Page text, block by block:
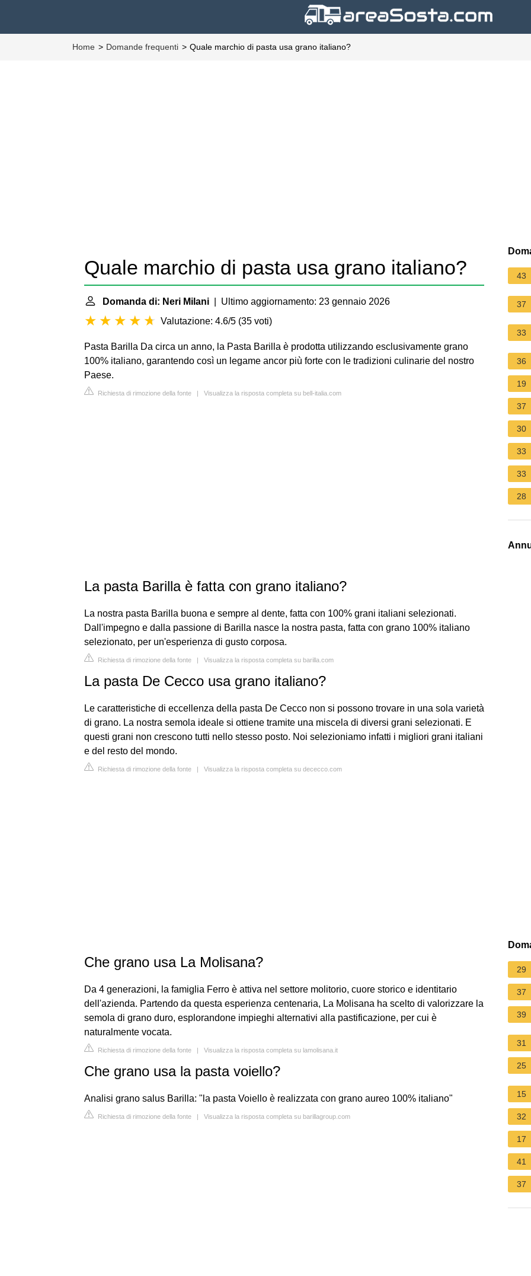
Home Domande frequenti Quale marchio di pasta usa grano italiano?
Quale marchio di pasta usa grano italiano?
Domanda di: Neri Milani | Ultimo aggiornamento: 23 gennaio 2026
Valutazione: 4.6/5 (35 voti)
Pasta Barilla Da circa un anno, la Pasta Barilla è prodotta utilizzando esclusivamente grano
100% italiano, garantendo così un legame ancor più forte con le tradizioni culinarie del nostro
Paese.
Richiesta di rimozione della fonte | Visualizza la risposta completa su bell-italia.com
La pasta Barilla è fatta con grano italiano?
La nostra pasta Barilla buona e sempre al dente, fatta con 100% grani italiani selezionati.
Dall'impegno e dalla passione di Barilla nasce la nostra pasta, fatta con grano 100% italiano
selezionato, per un'esperienza di gusto corposa.
Richiesta di rimozione della fonte | Visualizza la risposta completa su barilla.com
La pasta De Cecco usa grano italiano?
Le caratteristiche di eccellenza della pasta De Cecco non si possono trovare in una sola varietà
di grano. La nostra semola ideale si ottiene tramite una miscela di diversi grani selezionati. E
questi grani non crescono tutti nello stesso posto. Noi selezioniamo infatti i migliori grani italiani
e del resto del mondo.
Richiesta di rimozione della fonte | Visualizza la risposta completa su dececco.com
Che grano usa La Molisana?
Da 4 generazioni, la famiglia Ferro è attiva nel settore molitorio, cuore storico e identitario
dell'azienda. Partendo da questa esperienza centenaria, La Molisana ha scelto di valorizzare la
semola di grano duro, esplorandone impieghi alternativi alla pastificazione, per cui è
naturalmente vocata.
Richiesta di rimozione della fonte | Visualizza la risposta completa su lamolisana.it
Che grano usa la pasta voiello?
Analisi grano salus Barilla: "la pasta Voiello è realizzata con grano aureo 100% italiano"
Richiesta di rimozione della fonte | Visualizza la risposta completa su barillagroup.com
43
37
33
36
19
37
30
33
33
28
29
37
39
31
25
15
32
17
41
37